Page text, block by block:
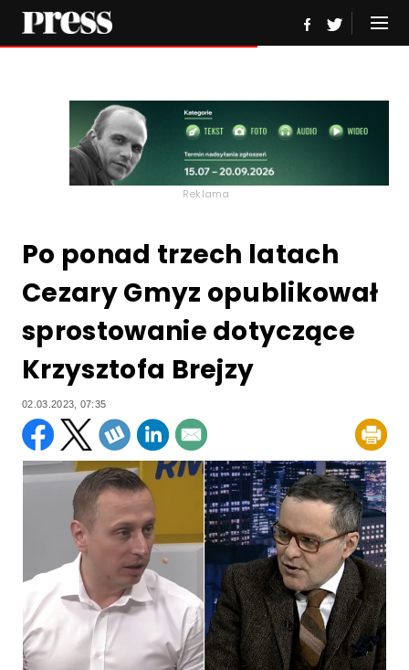
Reklama
Po ponad trzech latach
Cezary Gmyz opublikował
sprostowanie dotyczące
Krzysztofa Brejzy
02.03.2023, 07:35